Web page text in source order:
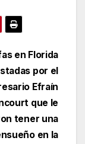
en Florida
por el
Efraín
que le
tener una
en la